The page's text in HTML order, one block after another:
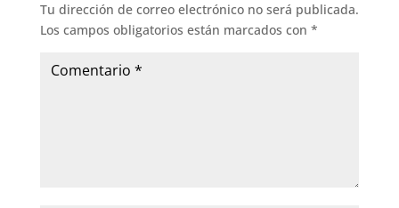
Tu dirección de correo electrónico no será publicada.
Los campos obligatorios están marcados con *